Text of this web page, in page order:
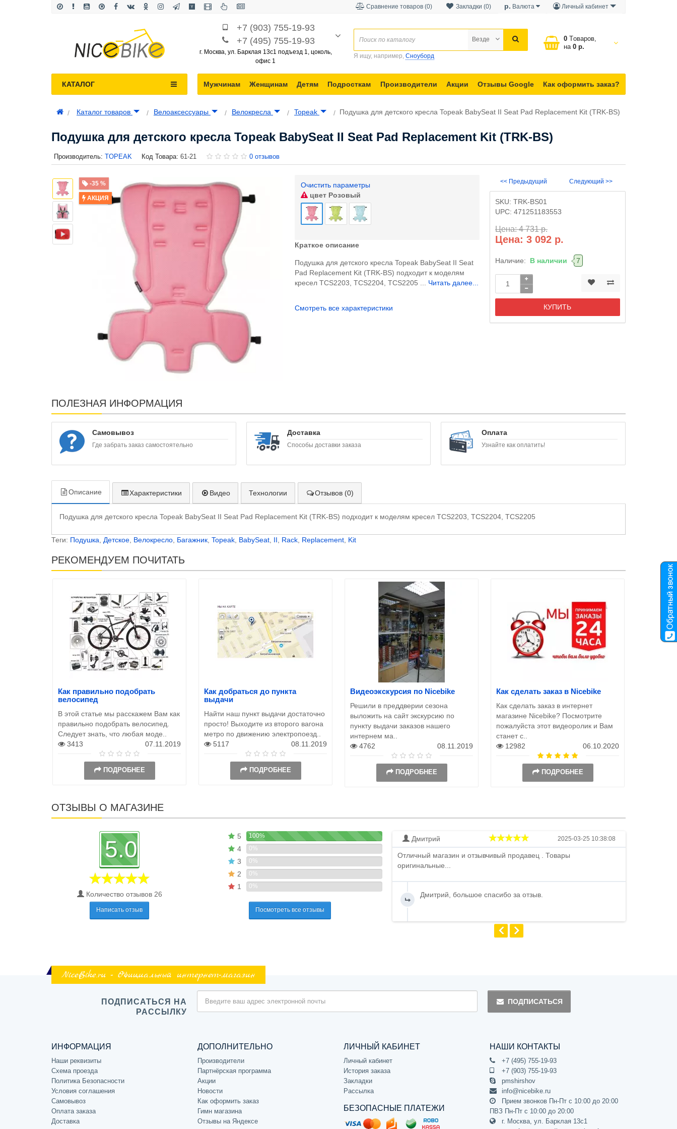
Личный кабинет
р. Валюта
Закладки (0)
Сравнение товаров (0)
+7 (903) 755-19-93
+7 (495) 755-19-93
г. Москва, ул. Барклая 13с1 подъезд 1, цоколь,
офис 1
0 Tоваров,
на
0 р.
Везде
Я ищу, например, Сноуборд
Мужчинам Женщинам Детям Подросткам Производители Акции Отзывы Google Как оформить заказ?
КАТАЛОГ
Каталог товаров Велоаксессуары Велокресла Topeak Подушка для детского кресла Topeak BabySeat II Seat Pad Replacement Kit (TRK-BS)
Подушка для детского кресла Topeak BabySeat II Seat Pad Replacement Kit (TRK-BS)
Производитель: TOPEAK Код Товара: 61-21 0 отзывов
-35 %
АКЦИЯ
Очистить параметры
цвет Розовый
Краткое описание
Подушка для детского кресла Topeak BabySeat II Seat
Pad Replacement Kit (TRK-BS) подходит к моделям
кресел TCS2203, TCS2204, TCS2205 ... Читать далее...
Смотреть все характеристики
<< Предыдущий Следующий >>
SKU: TRK-BS01
UPC: 471251183553
Цена: 4 731 р.
Цена: 3 092 р.
Наличие: В наличии 7
КУПИТЬ
ПОЛЕЗНАЯ ИНФОРМАЦИЯ
Самовывоз
Где забрать заказ самостоятельно
Доставка
Способы доставки заказа
Оплата
Узнайте как оплатить!
Описание Характеристики Видео Технологии Отзывов (0)
Подушка для детского кресла Topeak BabySeat II Seat Pad Replacement Kit (TRK-BS) подходит к моделям кресел TCS2203, TCS2204, TCS2205
Теги: Подушка Детское Велокресло Багажник Topeak BabySeat II Rack Replacement Kit
РЕКОМЕНДУЕМ ПОЧИТАТЬ
Как правильно подобрать
велосипед
В этой статье мы расскажем Вам как
правильно подобрать велосипед.
Следует знать, что любая моде..
3413
07.11.2019
ПОДРОБНЕЕ
Как добраться до пункта
выдачи
Найти наш пункт выдачи достаточно
просто! Выходите из второго вагона
метро по движению электропоезд..
5117
08.11.2019
ПОДРОБНЕЕ
Видеоэкскурсия по Nicebike
Решили в преддверии сезона
выложить на сайт экскурсию по
пункту выдачи заказов нашего
интернем ма..
4762
08.11.2019
ПОДРОБНЕЕ
Как сделать заказ в Nicebike
Как сделать заказ в интернет
магазине Nicebike? Посмотрите
пожалуйста этот видеоролик и Вам
станет с..
12982
06.10.2020
ПОДРОБНЕЕ
ОТЗЫВЫ О МАГАЗИНЕ
5.0
Количество отзывов 26
Написать отзыв
5 100%
4 0%
3 0%
2 0%
1 0%
Посмотреть все отзывы
Дмитрий 2025-03-25 10:38:08
Отличный магазин и отзывчивый продавец . Товары
оригинальные...
Дмитрий, большое спасибо за отзыв.
NiceBike.ru - Официальный интернет-магазин
ПОДПИСАТЬСЯ НА
РАССЫЛКУ
ПОДПИСАТЬСЯ
ИНФОРМАЦИЯ
Наши реквизиты
Схема проезда
Политика Безопасности
Условия соглашения
Самовывоз
Оплата заказа
Доставка
ДОПОЛНИТЕЛЬНО
Производители
Партнёрская программа
Акции
Новости
Как оформить заказ
Гимн магазина
Отзывы на Яндексе
ЛИЧНЫЙ КАБИНЕТ
Личный кабинет
История заказа
Закладки
Рассылка
БЕЗОПАСНЫЕ ПЛАТЕЖИ
НАШИ КОНТАКТЫ
+7 (495) 755-19-93
+7 (903) 755-19-93
pmshirshov
info@nicebike.ru
Прием звонков Пн-Пт с 10:00 до 20:00
ПВЗ Пн-Пт с 10:00 до 20:00
г. Москва, ул. Барклая 13с1